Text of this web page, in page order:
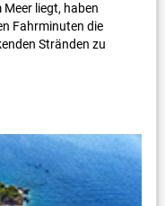
liegt, haben
Fahrminuten die
Stränden zu